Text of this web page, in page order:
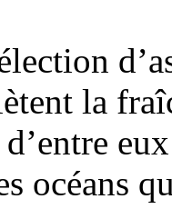
la
océans